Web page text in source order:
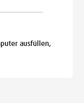
ausfüllen,